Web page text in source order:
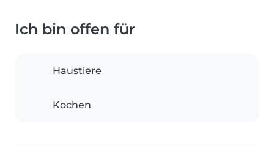
Ich bin offen für
Haustiere
Kochen